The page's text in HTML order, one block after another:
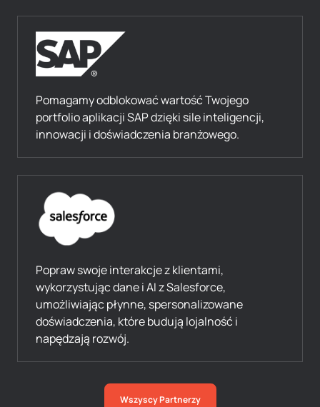
Pomagamy odblokować wartość Twojego
portfolio aplikacji SAP dzięki sile inteligencji,
innowacji i doświadczenia branżowego.
Popraw swoje interakcje z klientami,
wykorzystując dane i AI z Salesforce,
umożliwiając płynne, spersonalizowane
doświadczenia, które budują lojalność i
napędzają rozwój.
Wszyscy Partnerzy